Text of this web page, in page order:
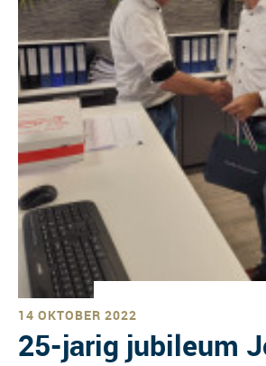
14 OKTOBER 2022
25-jarig jubileum